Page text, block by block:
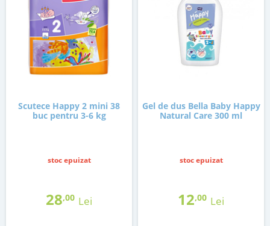
Scutece Happy 2 mini 38
buc pentru 3-6 kg
stoc epuizat
28,00 Lei
Gel de dus Bella Baby Happy
Natural Care 300 ml
stoc epuizat
12,00 Lei